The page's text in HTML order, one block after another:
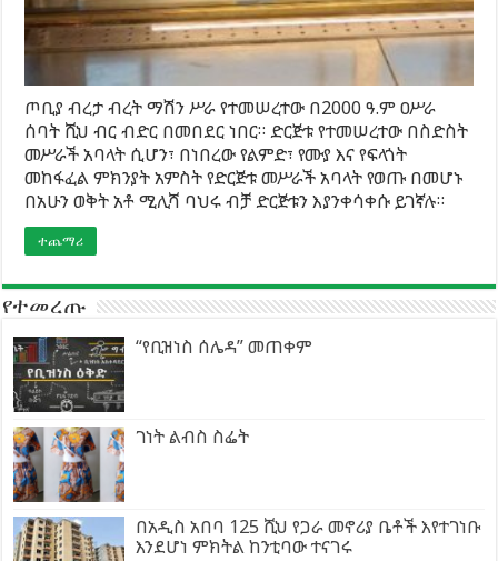
ጦቢያ ብረታ ብረት ማሽን ሥራ የተመሠረተው በ2000 ዓ.ም ዐሥራ
ሰባት ሺህ ብር ብድር በመበደር ነበር። ድርጅቱ የተመሠረተው በስድስት
መሥራች አባላት ሲሆን፣ በነበረው የልምድ፣ የሙያ እና የፍላጎት
መከፋፈል ምክንያት አምስት የድርጅቱ መሥራች አባላት የወጡ በመሆኑ
በአሁን ወቅት አቶ ሚሊሻ ባህሩ ብቻ ድርጅቱን እያንቀሳቀሱ ይገኛሉ።
ተጨማሪ
የተመረጡ
“የቢዝነስ ሰሌዳ” መጠቀም
ገነት ልብስ ስፌት
በአዲስ አበባ 125 ሺህ የጋራ መኖሪያ ቤቶች እየተገነቡ
እንደሆነ ምክትል ከንቲባው ተናገሩ